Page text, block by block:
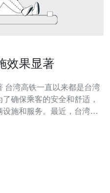
效果显著
确保乘客的安全和舒适，
施和服务。最近，台湾高
铁公司对列车的密封设施